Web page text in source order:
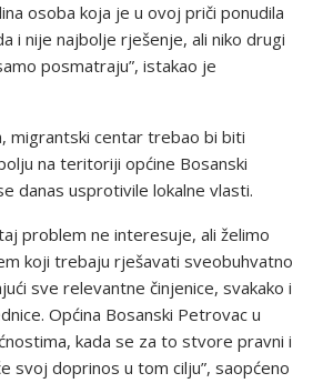
osoba koja je u ovoj priči ponudila
i nije najbolje rješenje, ali niko drugi
posmatraju”, istakao je
migrantski centar trebao bi biti
na teritoriji općine Bosanski
danas usprotivile lokalne vlasti.
problem ne interesuje, ali želimo
koji trebaju rješavati sveobuhvatno
sve relevantne činjenice, svakako i
Općina Bosanski Petrovac u
kada se za to stvore pravni i
svoj doprinos u tom cilju”, saopćeno